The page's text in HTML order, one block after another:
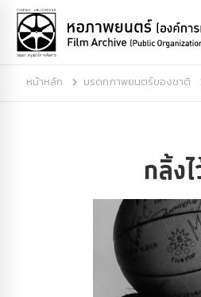
หน้าหลัก มรดกภาพยนตร์ของชาติ
กลิ้ง